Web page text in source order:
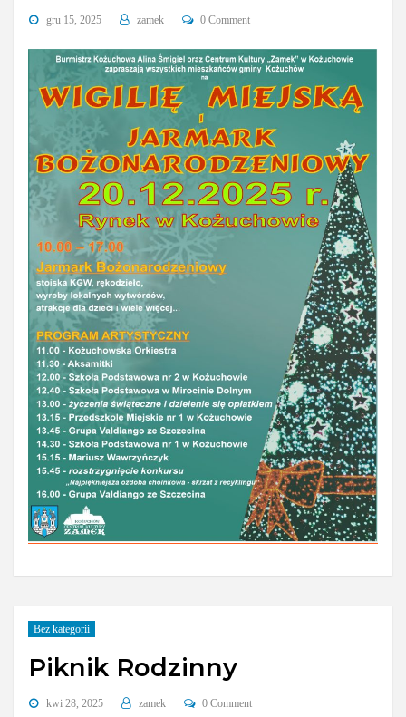
gru 15, 2025 zamek 0 Comment
Bez kategorii
Piknik Rodzinny
kwi 28, 2025 zamek 0 Comment